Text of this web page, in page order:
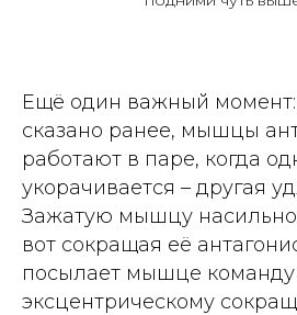
Ещё один важный
сказано ранее, мышцы
работают в паре, когда
укорачивается – другая
Зажатую мышцу насильно
вот сокращая её
посылает мышце команду
эксцентрическому